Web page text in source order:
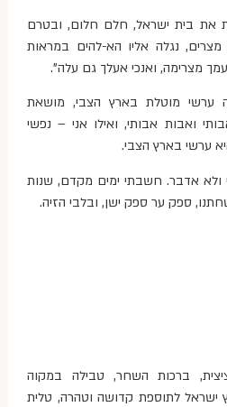
את בית ישראל, חלם חלום, ובטרם
נגלה אליו הא-להים במראות
מצרימה, ואנכי אעלך גם עלה".
ערשי מוטלת בארץ הצבי, מושאת
ואבות אבותי, ואילו אני – נפשי
ערשי בארץ הצבי.
ולא אדבר. חשבתי ימים מקדם, שנות
ספק ער ספק ישן, ובלבי הזיה.
ברכות השחר, טבילה במקוה
ישראל לתוספת קדושה וטהרה, טלית